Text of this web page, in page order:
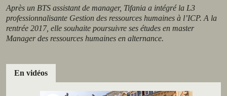
Après un BTS assistant de manager, Tifania a intégré la L3
professionnalisante Gestion des ressources humaines à l’ICP. A la
rentrée 2017, elle souhaite poursuivre ses études en master
Manager des ressources humaines en alternance.
En vidéos